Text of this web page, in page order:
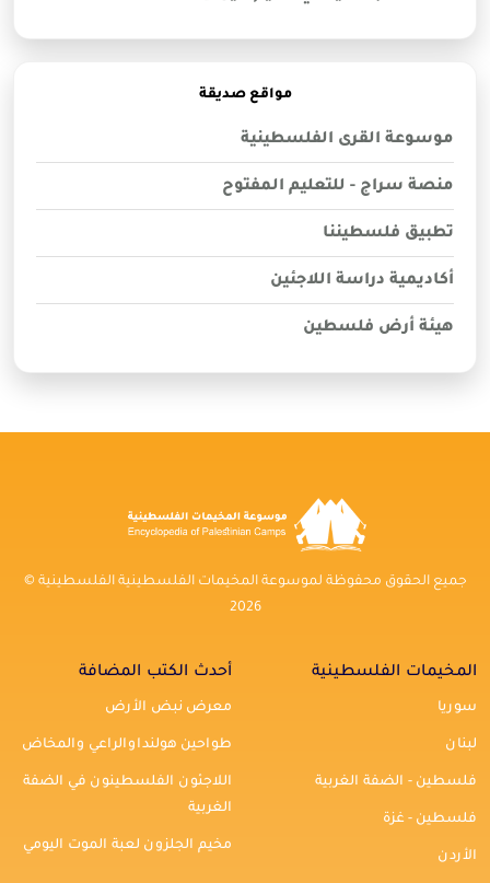
مواقع صديقة
موسوعة القرى الفلسطينية
منصة سراج - للتعليم المفتوح
تطبيق فلسطيننا
أكاديمية دراسة اللاجئين
هيئة أرض فلسطين
جميع الحقوق محفوظة لموسوعة المخيمات الفلسطينية الفلسطينية ©
2026
المخيمات الفلسطينية
سوريا
لبنان
فلسطين - الضفة الغربية
فلسطين - غزة
الأردن
أحدث الكتب المضافة
معرض نبض الأرض
طواحين هولنداوالراعي والمخاض
اللاجئون الفلسطينون في الضفة
الغربية
مخيم الجلزون لعبة الموت اليومي